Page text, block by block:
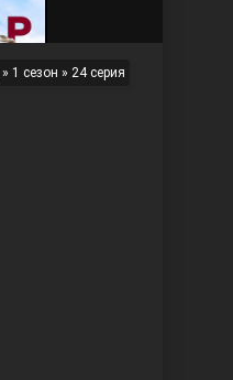
» 1 сезон » 24 серия